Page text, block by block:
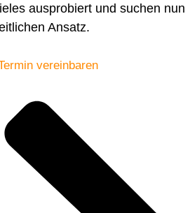
ausprobiert und suchen nun
Ansatz.
vereinbaren